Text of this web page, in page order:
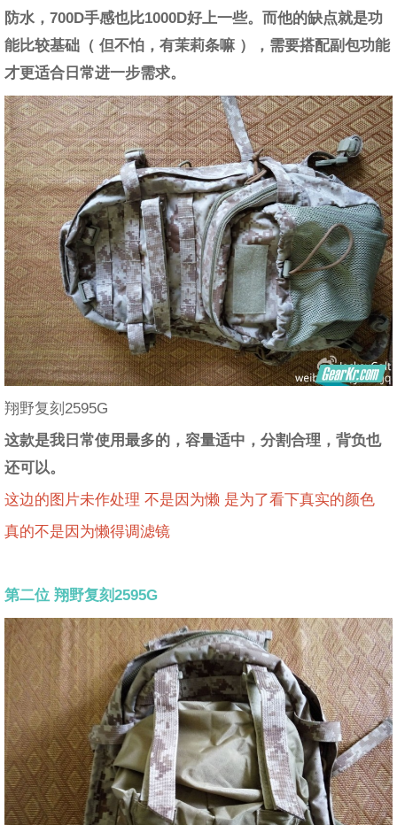
防水，700D手感也比1000D好上一些。而他的缺点就是功
能比较基础（ 但不怕，有茉莉条嘛 ），需要搭配副包功能
才更适合日常进一步需求。
翔野复刻2595G
这款是我日常使用最多的，容量适中，分割合理，背负也
还可以。
这边的图片未作处理 不是因为懒 是为了看下真实的颜色
真的不是因为懒得调滤镜
第二位 翔野复刻2595G